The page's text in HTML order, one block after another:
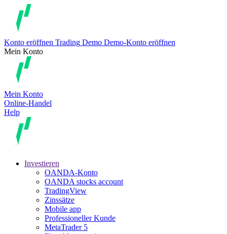
Konto eröffnen Trading Demo Demo-Konto eröffnen
Mein Konto
Mein Konto
Online-Handel
Help
Investieren
OANDA-Konto
OANDA stocks account
TradingView
Zinssätze
Mobile app
Professioneller Kunde
MetaTrader 5